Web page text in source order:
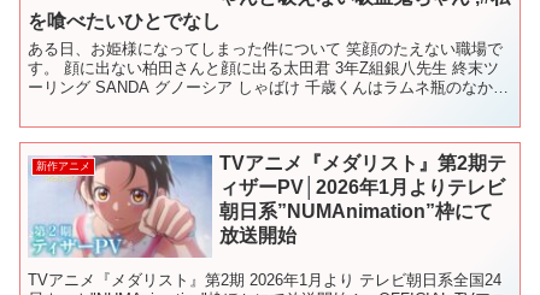
を喰べたいひとでなし
ある日、お姫様になってしまった件について 笑顔のたえない職場で
す。 顔に出ない柏田さんと顔に出る太田君 3年Z組銀八先生 終末ツ
ーリング SANDA グノーシア しゃばけ 千歳くんはラムネ瓶のなか
新作アニメ
TVアニメ『メダリスト』第2期テ
ィザーPV│2026年1月よりテレビ
朝日系”NUMAnimation”枠にて
放送開始
TVアニメ『メダリスト』第2期 2026年1月より テレビ朝日系全国24